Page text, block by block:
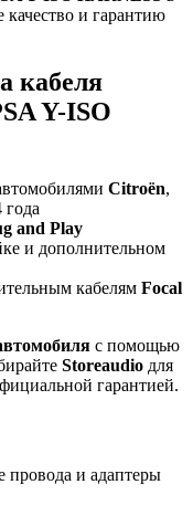
качество и гарантию
кабеля
Y-ISO
Citroën,
года
and Play
и дополнительном
кабелям Focal
с помощью
Storeaudio для
гарантией.
провода и адаптеры